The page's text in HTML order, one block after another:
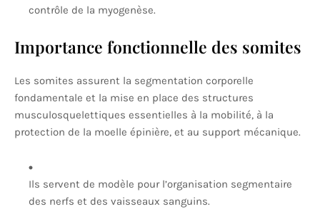
contrôle de la myogenèse.
Importance fonctionnelle des somites
Les somites assurent la segmentation corporelle
fondamentale et la mise en place des structures
musculosquelettiques essentielles à la mobilité, à la
protection de la moelle épinière, et au support mécanique.
Ils servent de modèle pour l’organisation segmentaire
des nerfs et des vaisseaux sanguins.